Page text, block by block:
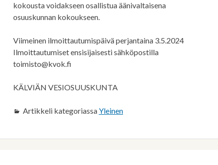
kokousta voidakseen osallistua äänivaltaisena
osuuskunnan kokoukseen.
Viimeinen ilmoittautumispäivä perjantaina 3.5.2024
Ilmoittautumiset ensisijaisesti sähköpostilla
toimisto@kvok.fi
KÄLVIÄN VESIOSUUSKUNTA
Artikkeli kategoriassaYleinen